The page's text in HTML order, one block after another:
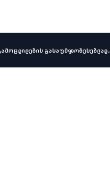
გასაუმჯობესებლად.